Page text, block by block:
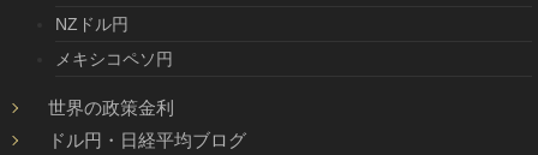
NZドル円
メキシコペソ円
世界の政策金利
ドル円・日経平均ブログ